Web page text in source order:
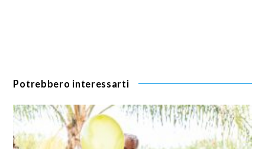
Potrebbero interessarti